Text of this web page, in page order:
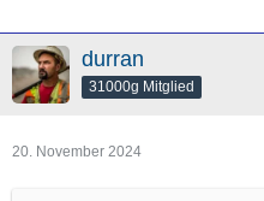
durran
31000g Mitglied
20. November 2024